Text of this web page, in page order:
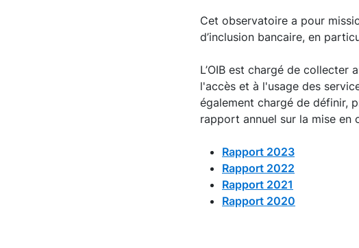
Cet observatoire a pour
d’inclusion bancaire, en
L’OIB est chargé de
l'accès et à l'usage des
également chargé de définir,
rapport annuel sur la mise en
Rapport 2023
Rapport 2022
Rapport 2021
Rapport 2020